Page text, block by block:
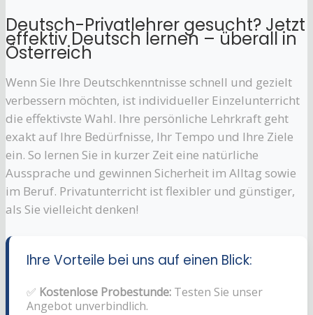
Deutsch-Privatlehrer gesucht? Jetzt
effektiv Deutsch lernen – überall in
Österreich
Wenn Sie Ihre Deutschkenntnisse schnell und gezielt
verbessern möchten, ist individueller Einzelunterricht
die effektivste Wahl. Ihre persönliche Lehrkraft geht
exakt auf Ihre Bedürfnisse, Ihr Tempo und Ihre Ziele
ein. So lernen Sie in kurzer Zeit eine natürliche
Aussprache und gewinnen Sicherheit im Alltag sowie
im Beruf. Privatunterricht ist flexibler und günstiger,
als Sie vielleicht denken!
Ihre Vorteile bei uns auf einen Blick:
✅ Kostenlose Probestunde: Testen Sie unser
Angebot unverbindlich.